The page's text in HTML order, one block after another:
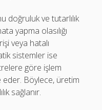
doğruluk ve tutarlılık
yapma olasılığı
veya hatalı
sistemler ise
göre işlem
eder. Böylece, üretim
sağlanır.